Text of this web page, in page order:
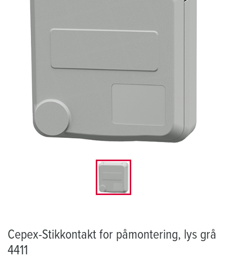
Cepex-Stikkontakt for påmontering, lys grå
4411